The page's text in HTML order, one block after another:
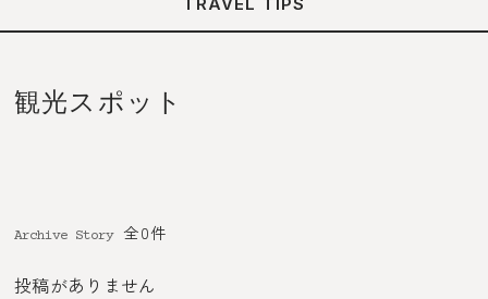
観光スポット
Archive Story 全0件
投稿がありません